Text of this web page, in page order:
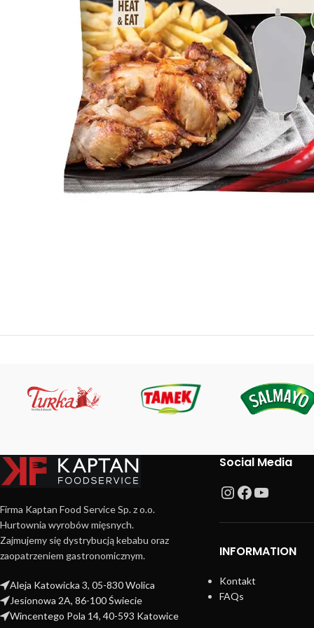
Firma Kaptan Food Service Sp. z o.o.
Hurtownia wyrobów mięsnych.
Zajmujemy się dystrybucją kebabu oraz
zaopatrzeniem gastronomicznym.
Aleja Katowicka 3, 05-830 Wolica
Jesionowa 2A, 86-100 Świecie
Wincentego Pola 14, 40-593 Katowice
Social Media
INFORMATION
Kontakt
FAQs